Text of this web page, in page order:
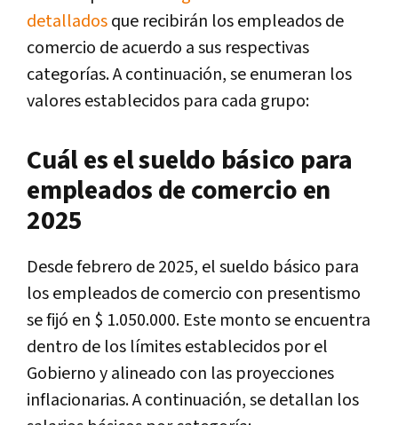
detalladosque recibirán los empleados de
comercio de acuerdo a sus respectivas
categorías. A continuación, se enumeran los
valores establecidos para cada grupo:
Cuál es el sueldo básico para
empleados de comercio en
2025
Desde febrero de 2025, el sueldo básico para
los empleados de comercio con presentismo
se fijó en $ 1.050.000. Este monto se encuentra
dentro de los límites establecidos por el
Gobierno y alineado con las proyecciones
inflacionarias. A continuación, se detallan los